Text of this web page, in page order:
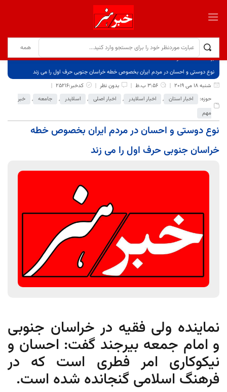
برگ نخست
نوشته‌ها
نوع دوستی و احسان در مردم ایران بخصوص خطه خراسان جنوبی حرف اول را می زند
شنبه 18 می 2019
3:56 ب.ظ بدون نظر
کدخبر:25216
حوزه:
اخبار استان , اخبار اسلایدر , اخبار اصلی , اسلایدر , جامعه ,
خبر
مهم
نوع دوستی و احسان در مردم ایران بخصوص خطه
خراسان جنوبی حرف اول را می زند
نماینده ولی فقیه در خراسان جنوبی
و امام جمعه بیرجند گفت: احسان و
نیکوکاری امر فطری است که در
فرهنگ اسلامی گنجانده شده است.